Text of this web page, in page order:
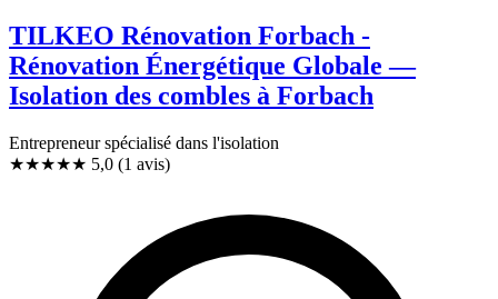
TILKEO Rénovation Forbach -
Rénovation Énergétique Globale —
Isolation des combles à Forbach
Entrepreneur spécialisé dans l'isolation
★★★★★ 5,0 (1 avis)